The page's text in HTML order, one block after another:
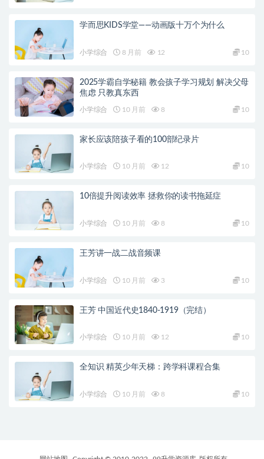
学而思KIDS学堂——动画版十万个为什么
小学综合 8 月前 12 10
2025学霸自学秘籍 教会孩子学习规划 解决父母
焦虑 只教真东西
小学综合 10 月前 8 10
家长应该陪孩子看的100部纪录片
小学综合 10 月前 12 10
10倍提升阅读效率 拯救你的读书拖延症
小学综合 10 月前 8 10
王芳讲一战二战音频课
小学综合 10 月前 3 10
王芳 中国近代史1840-1919（完结）
小学综合 10 月前 12 10
全知识 精英少年天梯：跨学科课程合集
小学综合 10 月前 8 10